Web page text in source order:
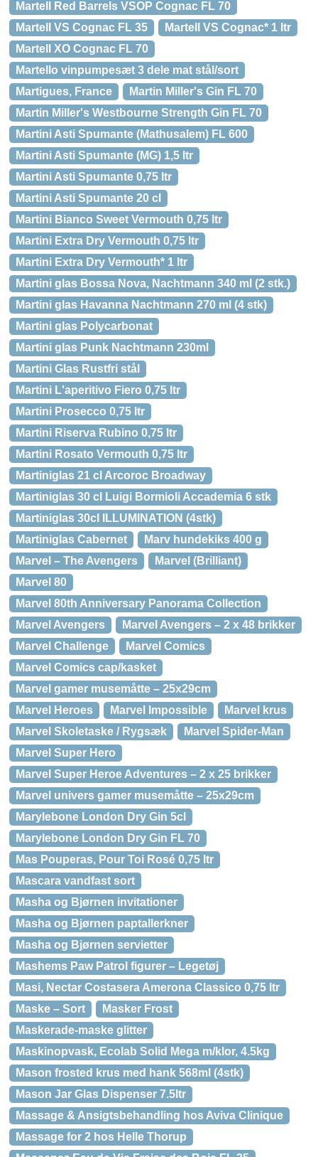
Martell Red Barrels VSOP Cognac FL 70
Martell VS Cognac FL 35
Martell VS Cognac* 1 ltr
Martell XO Cognac FL 70
Martello vinpumpesæt 3 dele mat stål/sort
Martigues, France
Martin Miller's Gin FL 70
Martin Miller's Westbourne Strength Gin FL 70
Martini Asti Spumante (Mathusalem) FL 600
Martini Asti Spumante (MG) 1,5 ltr
Martini Asti Spumante 0,75 ltr
Martini Asti Spumante 20 cl
Martini Bianco Sweet Vermouth 0,75 ltr
Martini Extra Dry Vermouth 0,75 ltr
Martini Extra Dry Vermouth* 1 ltr
Martini glas Bossa Nova, Nachtmann 340 ml (2 stk.)
Martini glas Havanna Nachtmann 270 ml (4 stk)
Martini glas Polycarbonat
Martini glas Punk Nachtmann 230ml
Martini Glas Rustfri stål
Martini L'aperitivo Fiero 0,75 ltr
Martini Prosecco 0,75 ltr
Martini Riserva Rubino 0,75 ltr
Martini Rosato Vermouth 0,75 ltr
Martiniglas 21 cl Arcoroc Broadway
Martiniglas 30 cl Luigi Bormioli Accademia 6 stk
Martiniglas 30cl ILLUMINATION (4stk)
Martiniglas Cabernet
Marv hundekiks 400 g
Marvel – The Avengers
Marvel (Brilliant)
Marvel 80
Marvel 80th Anniversary Panorama Collection
Marvel Avengers
Marvel Avengers – 2 x 48 brikker
Marvel Challenge
Marvel Comics
Marvel Comics cap/kasket
Marvel gamer musemåtte – 25x29cm
Marvel Heroes
Marvel Impossible
Marvel krus
Marvel Skoletaske / Rygsæk
Marvel Spider-Man
Marvel Super Hero
Marvel Super Heroe Adventures – 2 x 25 brikker
Marvel univers gamer musemåtte – 25x29cm
Marylebone London Dry Gin 5cl
Marylebone London Dry Gin FL 70
Mas Pouperas, Pour Toi Rosé 0,75 ltr
Mascara vandfast sort
Masha og Bjørnen invitationer
Masha og Bjørnen paptallerkner
Masha og Bjørnen servietter
Mashems Paw Patrol figurer – Legetøj
Masi, Nectar Costasera Amerona Classico 0,75 ltr
Maske – Sort
Masker Frost
Maskerade-maske glitter
Maskinopvask, Ecolab Solid Mega m/klor, 4.5kg
Mason frosted krus med hank 568ml (4stk)
Mason Jar Glas Dispenser 7.5ltr
Massage & Ansigtsbehandling hos Aviva Clinique
Massage for 2 hos Helle Thorup